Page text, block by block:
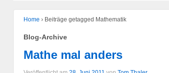
Home › Beiträge getagged Mathematik
Blog-Archive
Mathe mal anders